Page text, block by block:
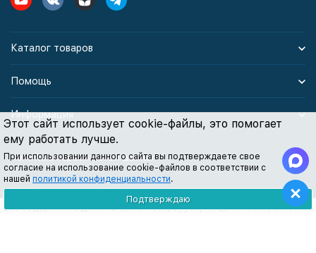
Этот сайт использует cookie-файлы, это помогает
ему работать лучше.
При использовании данного сайта вы подтверждаете свое
согласие на использование cookie-файлов в соответствии с
нашей политикой конфиденциальности.
Подтверждаю
Каталог товаров
Помощь
Информация
Политика персональных данных
Все содержимое данного сайта: товары, услуги, цены на них, описания